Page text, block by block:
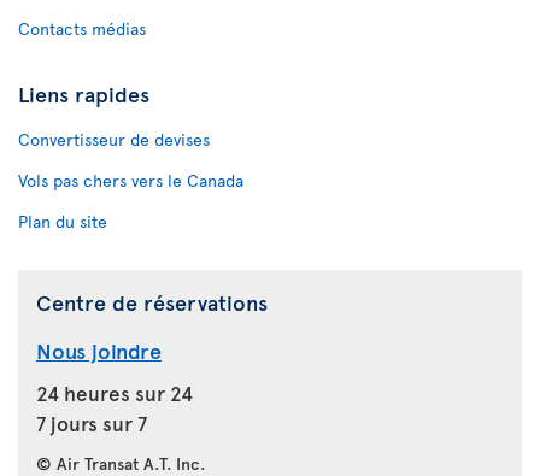
Contacts médias
Liens rapides
Convertisseur de devises
Vols pas chers vers le Canada
Plan du site
Centre de réservations
Nous joindre
24 heures sur 24
7 jours sur 7
© Air Transat A.T. Inc.